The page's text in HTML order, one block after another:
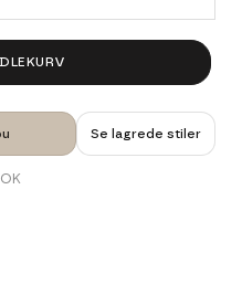
Se lagrede stiler